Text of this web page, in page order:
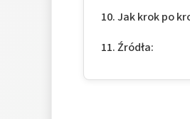
Jak krok po
Źródła: